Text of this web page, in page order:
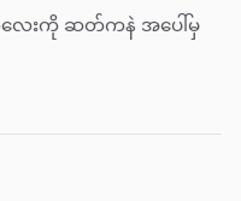
ေးကို ဆတ်ကနဲ အပေါ်မှ